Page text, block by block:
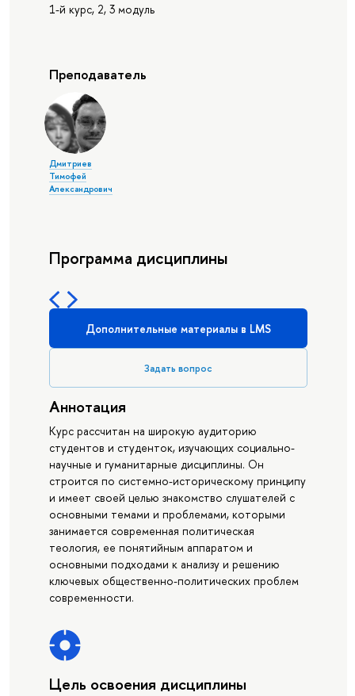
1-й курс, 2, 3 модуль
Преподаватель
Дмитриев
Тимофей
Александрович
Программа дисциплины
Дополнительные материалы в LMS
Задать вопрос
Аннотация
Курс рассчитан на широкую аудиторию
студентов и студенток, изучающих социально-
научные и гуманитарные дисциплины. Он
строится по системно-историческому принципу
и имеет своей целью знакомство слушателей с
основными темами и проблемами, которыми
занимается современная политическая
теология, ее понятийным аппаратом и
основными подходами к анализу и решению
ключевых общественно-политических проблем
современности.
Цель освоения дисциплины